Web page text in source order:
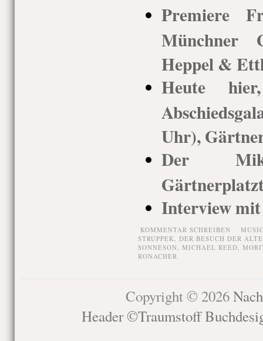
Premiere
Münchner
Heppel &
Heute
Uhr),
Der
Interview mit
KOMMENTAR SCHREIBEN
STRUPPEK, DER BESUCH DER
SONNESON, MICHAEL REED,
RONACHER
Copyright © 2026
Header ©Traumstoff